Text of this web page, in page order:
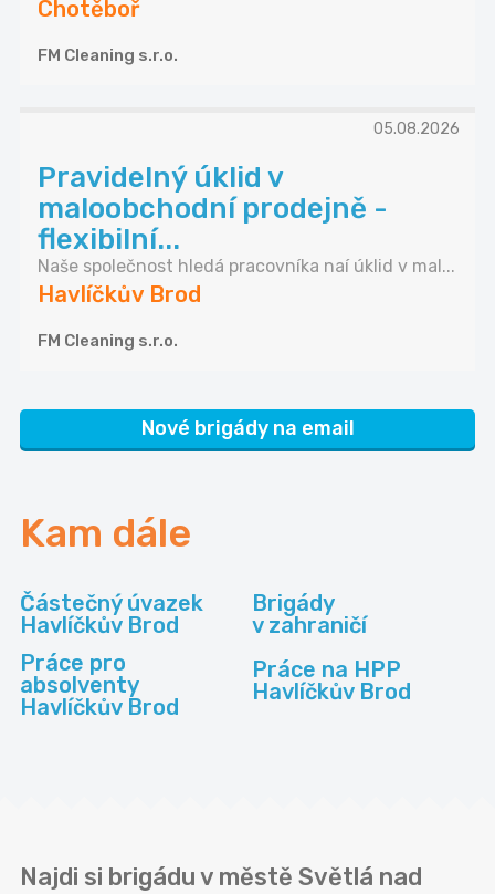
Chotěboř
FM Cleaning s.r.o.
05.08.2026
Pravidelný úklid v
maloobchodní prodejně -
flexibilní...
Naše společnost hledá pracovníka naí úklid v mal...
Havlíčkův Brod
FM Cleaning s.r.o.
Nové brigády na email
Kam dále
Částečný úvazek
Havlíčkův Brod
Brigády
v zahraničí
Práce pro
absolventy
Havlíčkův Brod
Práce na HPP
Havlíčkův Brod
Najdi si brigádu v městě Světlá nad